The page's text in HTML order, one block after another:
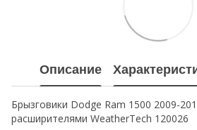
Описание
Брызговики Dodge Ram 1500 2009-
расширителями WeatherTech 120026